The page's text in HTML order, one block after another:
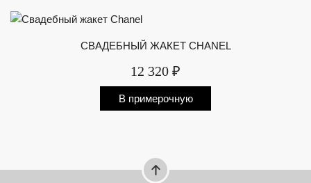
СВАДЕБНЫЙ ЖАКЕТ CHANEL
12 320 ₽
В примерочную